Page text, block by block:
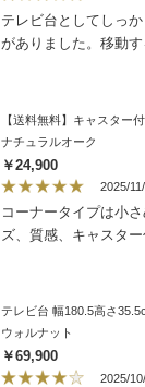
ているので見た目も
ます。【組み立て】2
た。説明書も分かり
丁寧に進めると最後
調整も問題なくでき
し、幅広な天板や扉の
だと苦戦しそうだなと
テレビ台としてしっ
がありました。移動
ムーズで動かし易く
（無垢フローリング
ディネート出来て本
ナチュラルオーク
￥24,900
2025/
コーナータイプは小
ズ、質感、キャスタ
ストマッチしたもの
かもしれませんが、1
できると思います。2
も。箱を先に捨てて
ていたのですが、引き
ウォルナット
￥69,900
2025/